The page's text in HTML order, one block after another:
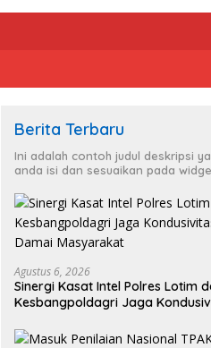
Berita Terbaru
Ini adalah contoh judul deskripsi
anda isi dan sesuaikan pada
Agustus 6, 2026
Sinergi Kasat Intel Polres Lotim
Kesbangpoldagri Jaga